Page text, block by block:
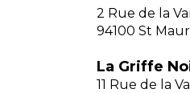
2 Rue de la
94100 St
La Griffe
11 Rue de la